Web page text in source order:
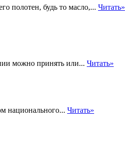
полотен, будь то масло,... Читать»
можно принять или... Читать»
национального... Читать»